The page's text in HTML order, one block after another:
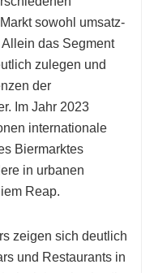
sowohl umsatz-
das Segment
zulegen und
der
Im Jahr 2023
internationale
Biermarktes
in urbanen
Reap.
zeigen sich deutlich
und Restaurants in